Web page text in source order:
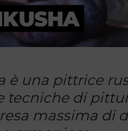
è una pittrice
tecniche di
massima di